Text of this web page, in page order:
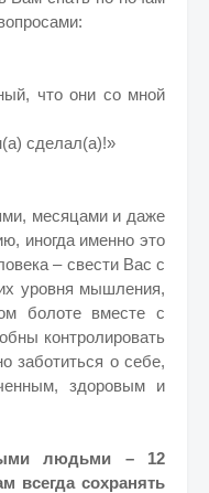
что они со мной
сделал(а)!»
месяцами и даже
иногда именно это
– свести Вас с
уровня мышления,
болоте вместе с
контролировать
заботиться о себе,
здоровым и
людьми – 12
всегда сохранять